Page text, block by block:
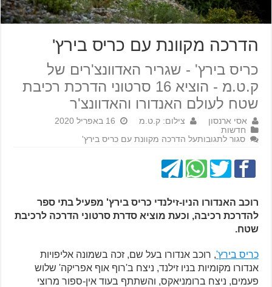
הדרכה מקוונת עם כריס בירץ'
כריס בירץ' - שגריר האדוונצ'רים של
ק.ט.מ - הוציא 16 סרטוני הדרכת רכיבת
שטח לעולם האנדורו והאדוונצ'ר
אסי ארנסון צילום: ק.ט.מ
16 באפריל 2020
חדשות
סגור לתגובותעל הדרכה מקוונת עם כריס בירץ'
רוכב האנדורו הניו-זילנדי כריס בירץ' מפעיל בתי ספר
להדרכת רכיבה, וכעת מוציא סדרת סרטוני הדרכה לרכיבת
שטח.
כריס בירץ', רוכב אנדורו בעל שם, זכה בשמונה אליפויות
אנדורו מקומיות בניו זילנד, ניצח ב'רוף אוף אפריקה' שלוש
פעמים, ניצח ברומניאקס, והשתתף בעוד אין-ספור מרוצי